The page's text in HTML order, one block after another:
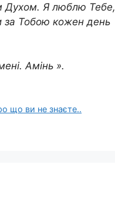
Духом. Я люблю Тебе,
за Тобою кожен день
Амінь ».
що ви не знаєте..